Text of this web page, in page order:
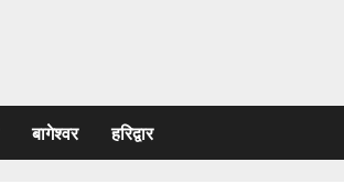
बागेश्वर हरिद्वार